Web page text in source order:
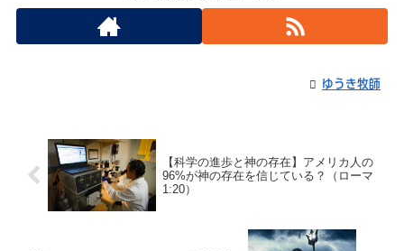
ゆうき牧師
【科学の進歩と神の存在】アメリカ人の
96%が神の存在を信じている？（ローマ
1:20）